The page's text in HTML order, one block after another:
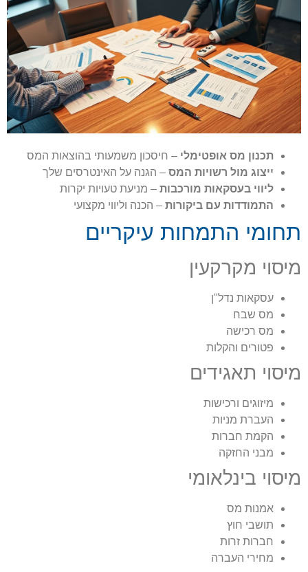
תכנון מס אופטימלי – חיסכון משמעותי בהוצאות המס
ייצוג מול רשויות המס – הגנה על האינטרסים שלך
ליווי בעסקאות מורכבות – מניעת טעויות יקרות
התמודדות עם ביקורות – הכנה וליווי מקצועי
תחומי התמחות עיקריים
מיסוי מקרקעין
עסקאות נדל"ן
מס שבח
מס רכישה
פטורים והקלות
מיסוי תאגידים
מיזוגים ורכישות
העברת מניות
הקמת חברות
מבני החזקה
מיסוי בינלאומי
אמנות מס
תושבי חוץ
חברות זרות
מחירי העברה